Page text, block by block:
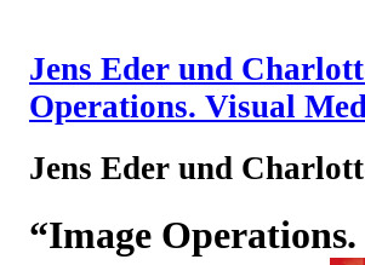
Jens Eder und
Operations. Visual
Jens Eder und
“Image